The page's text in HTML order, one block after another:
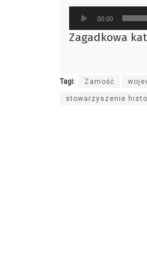
Odtwarzacz
plików
dźwiękowych
00:00
Zagadkowa
Tagi: Zamość
stowarzyszenie